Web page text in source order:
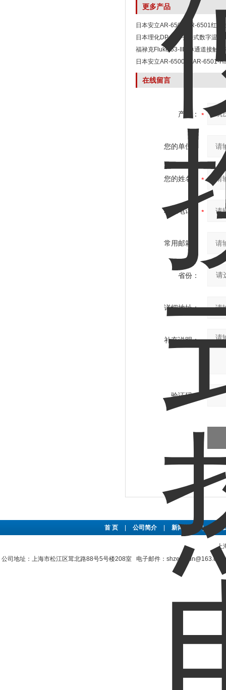
更多产品
日本安立AR-6500/AR-6501红外
日本理化DP-350手持式数字温度
福禄克Fluke 53-IIB 单通道接触式
日本安立AR-6500-H/AR-6501-H
在线留言
产品：
您的单位：
您的姓名：
联系电话：
常用邮箱：
省份：
详细地址：
补充说明：
验证码：
首 页 公司简介 新闻资讯 | 联系
上
公司地址：上海市松江区茸北路88号5号楼208室 电子邮件：